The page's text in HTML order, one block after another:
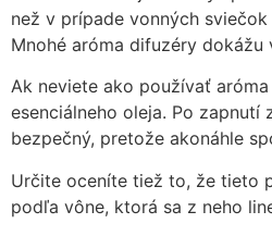
než v prípade vonných
Mnohé aróma difuzéry
Ak neviete ako používať
esenciálneho oleja. Po
bezpečný, pretože akonáhle
Určite oceníte tiež to, že tieto
podľa vône, ktorá sa z neho